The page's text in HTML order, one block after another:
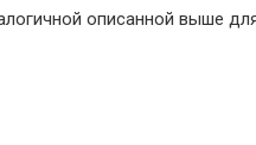
описанной выше